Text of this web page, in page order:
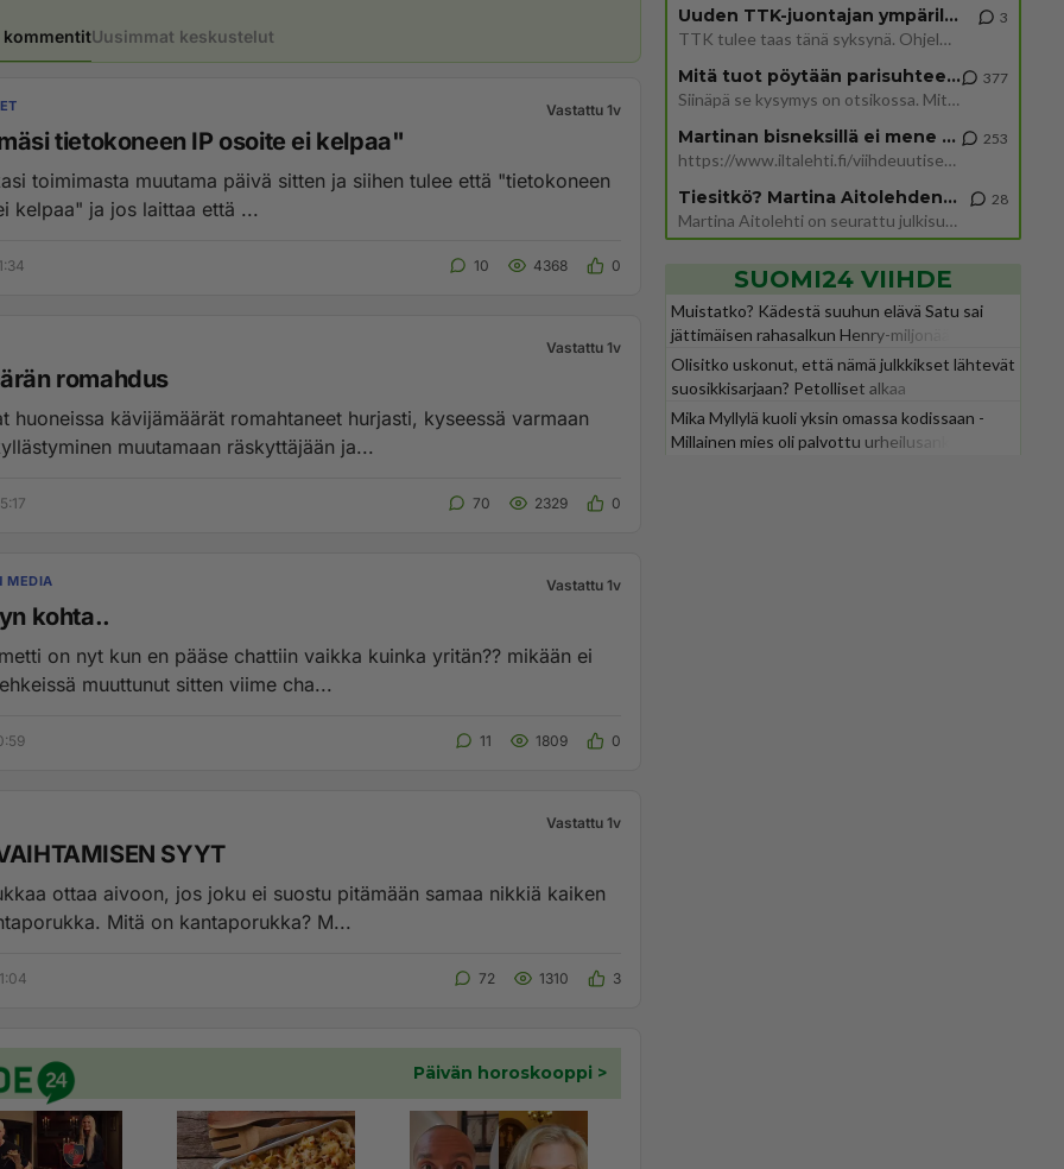
kommentitUusimmat keskustelut
Vastattu 1v
tietokoneen IP osoite ei kelpaa"
toimimasta muutama päivä sitten ja siihen tulee että "tietokoneen
kelpaa" ja jos laittaa että ...
10 4368 0
Vastattu 1v
romahdus
huoneissa kävijämäärät romahtaneet hurjasti, kyseessä varmaan
muutamaan räskyttäjään ja...
70 2329 0
MEDIA Vastattu 1v
kohta..
on nyt kun en pääse chattiin vaikka kuinka yritän?? mikään ei
muuttunut sitten viime cha...
11 1809 0
Vastattu 1v
SYYT
ottaa aivoon, jos joku ei suostu pitämään samaa nikkiä kaiken
Mitä on kantaporukka? M...
72 1310 3
Uuden TTK-juontajan ympärillä epätietoisuus sakenee - Nyt MTV hämmentää soppaa
TTK tulee taas tänä syksynä. Ohjelman uudet tähtioppilaat julkistetaan torstaina 6. elokuuta klo 14 alkavassa lehdistö
3
Mitä tuot pöytään parisuhteessa?
Siinäpä se kysymys on otsikossa. Mitäpä siis tuot/toisit pöytään parisuhteessa? Oletko mies vai nainen? Koetko sen mitä
377
Martinan bisneksillä ei mene hyvin
https://www.iltalehti.fi/viihdeuutiset/a/c46da6ab-340f-4790-aaa7-0865eed2336 Yrityksen konkurssihakemus on tullut kärä
253
Tiesitkö? Martina Aitolehden isäpuoli on tämä suosittu laulaja
Martina Aitolehti on seurattu julkisuuden henkilö. Lähipiiriin mahtuu muitakin tunnettuja henkilöitä. Tiesitkö, että Ma
28
SUOMI24 VIIHDE
Muistatko? Kädestä suuhun elävä Satu sai
jättimäisen rahasalkun Henry-miljonääriltä
Olisitko uskonut, että nämä julkkikset lähtevät
suosikkisarjaan? Petolliset alkaa
jättiyllätyksellä
Mika Myllylä kuoli yksin omassa kodissaan -
Millainen mies oli palvottu urheilusankari?